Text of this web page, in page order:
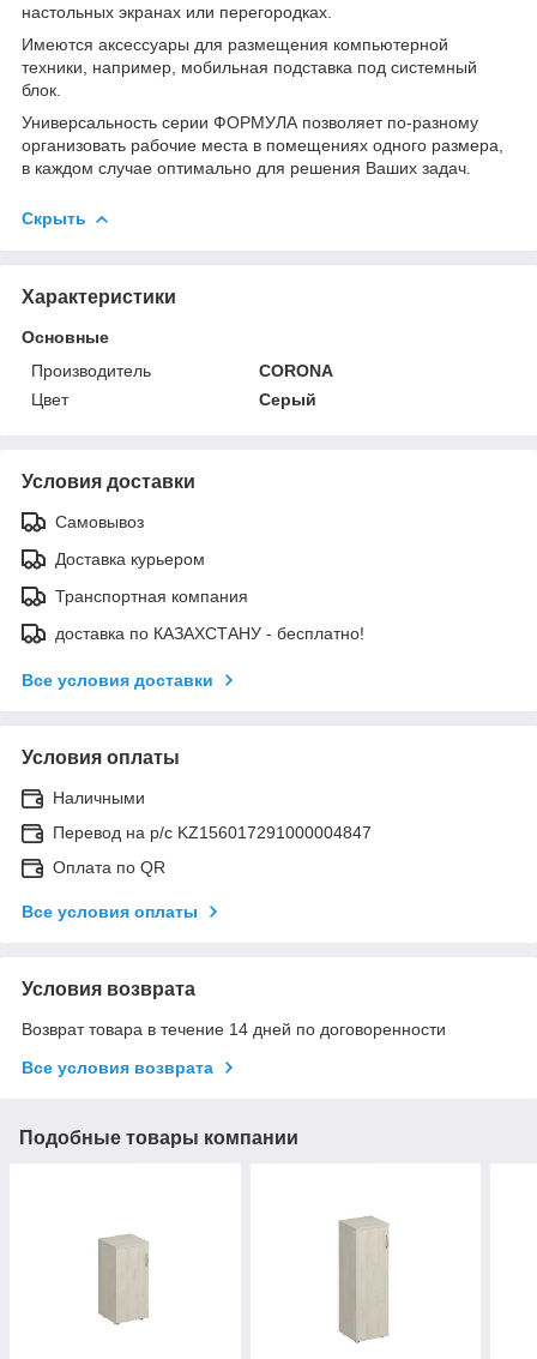
настольных экранах или перегородках.
Имеются аксессуары для размещения компьютерной
техники, например, мобильная подставка под системный
блок.
Универсальность серии ФОРМУЛА позволяет по-разному
организовать рабочие места в помещениях одного размера,
в каждом случае оптимально для решения Ваших задач.
Скрыть
Характеристики
Основные
Производитель
CORONA
Цвет
Серый
Условия доставки
Самовывоз
Доставка курьером
Транспортная компания
доставка по КАЗАХСТАНУ - бесплатно!
Все условия доставки
Условия оплаты
Наличными
Перевод на р/с KZ156017291000004847
Оплата по QR
Все условия оплаты
Условия возврата
Возврат товара в течение 14 дней по договоренности
Все условия возврата
Подобные товары компании